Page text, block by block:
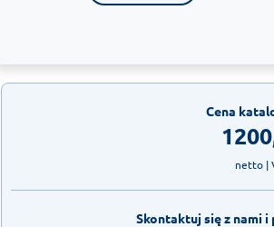
Cena
netto |
Skontaktuj się z nami i